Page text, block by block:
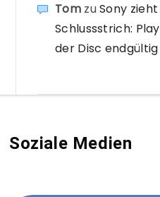
TomzuSony
Schlussstrich:
der Disc
Soziale Medien